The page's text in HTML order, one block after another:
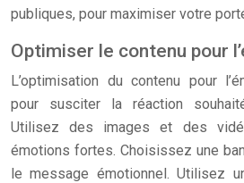
publiques, pour maximiser votre
Optimiser le contenu pour
L’optimisation du contenu pour
pour susciter la réaction
Utilisez des images et des
émotions fortes. Choisissez une
le message émotionnel. Utilisez